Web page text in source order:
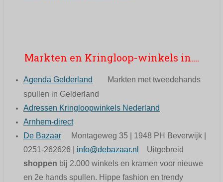
Markten en Kringloop-winkels in....
Agenda Gelderland
Markten met tweedehands
spullen in Gelderland
Adressen Kringloopwinkels Nederland
Arnhem-direct
De Bazaar Montageweg 35 | 1948 PH Beverwijk |
0251-262626 | info@debazaar.nl
Uitgebreid
shoppen bij 2.000 winkels en kramen voor nieuwe
en 2e hands spullen. Hippe fashion en trendy